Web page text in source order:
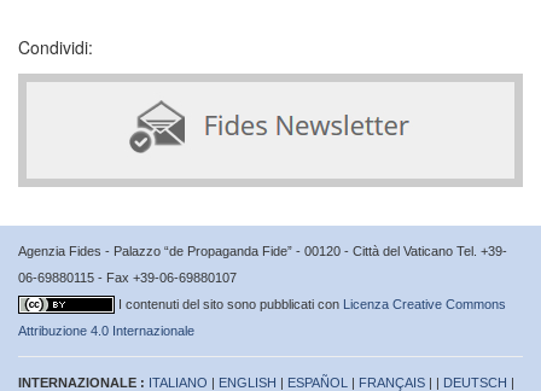
Condividi:
Agenzia Fides - Palazzo “de Propaganda Fide” - 00120 - Città del Vaticano Tel. +39-
06-69880115 - Fax +39-06-69880107
I contenuti del sito sono pubblicati con Licenza Creative Commons
Attribuzione 4.0 Internazionale
INTERNAZIONALE : ITALIANO | ENGLISH | ESPAÑOL | FRANÇAIS | | DEUTSCH |